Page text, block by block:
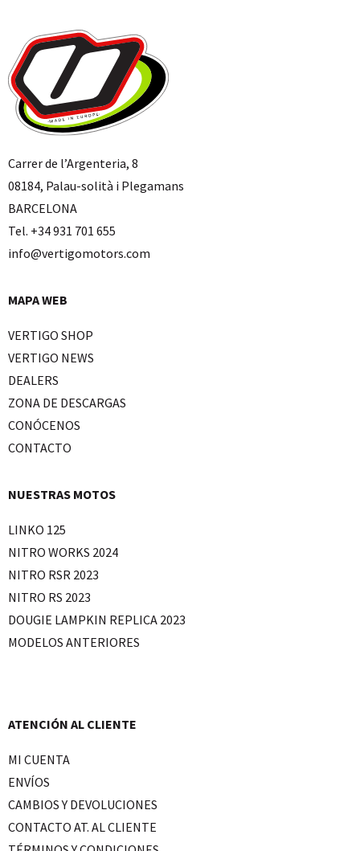
Carrer de l’Argenteria, 8
08184, Palau-solità i Plegamans
BARCELONA
Tel. +34 931 701 655
info@vertigomotors.com
MAPA WEB
VERTIGO SHOP
VERTIGO NEWS
DEALERS
ZONA DE DESCARGAS
CONÓCENOS
CONTACTO
NUESTRAS MOTOS
LINKO 125
NITRO WORKS 2024
NITRO RSR 2023
NITRO RS 2023
DOUGIE LAMPKIN REPLICA 2023
MODELOS ANTERIORES
ATENCIÓN AL CLIENTE
MI CUENTA
ENVÍOS
CAMBIOS Y DEVOLUCIONES
CONTACTO AT. AL CLIENTE